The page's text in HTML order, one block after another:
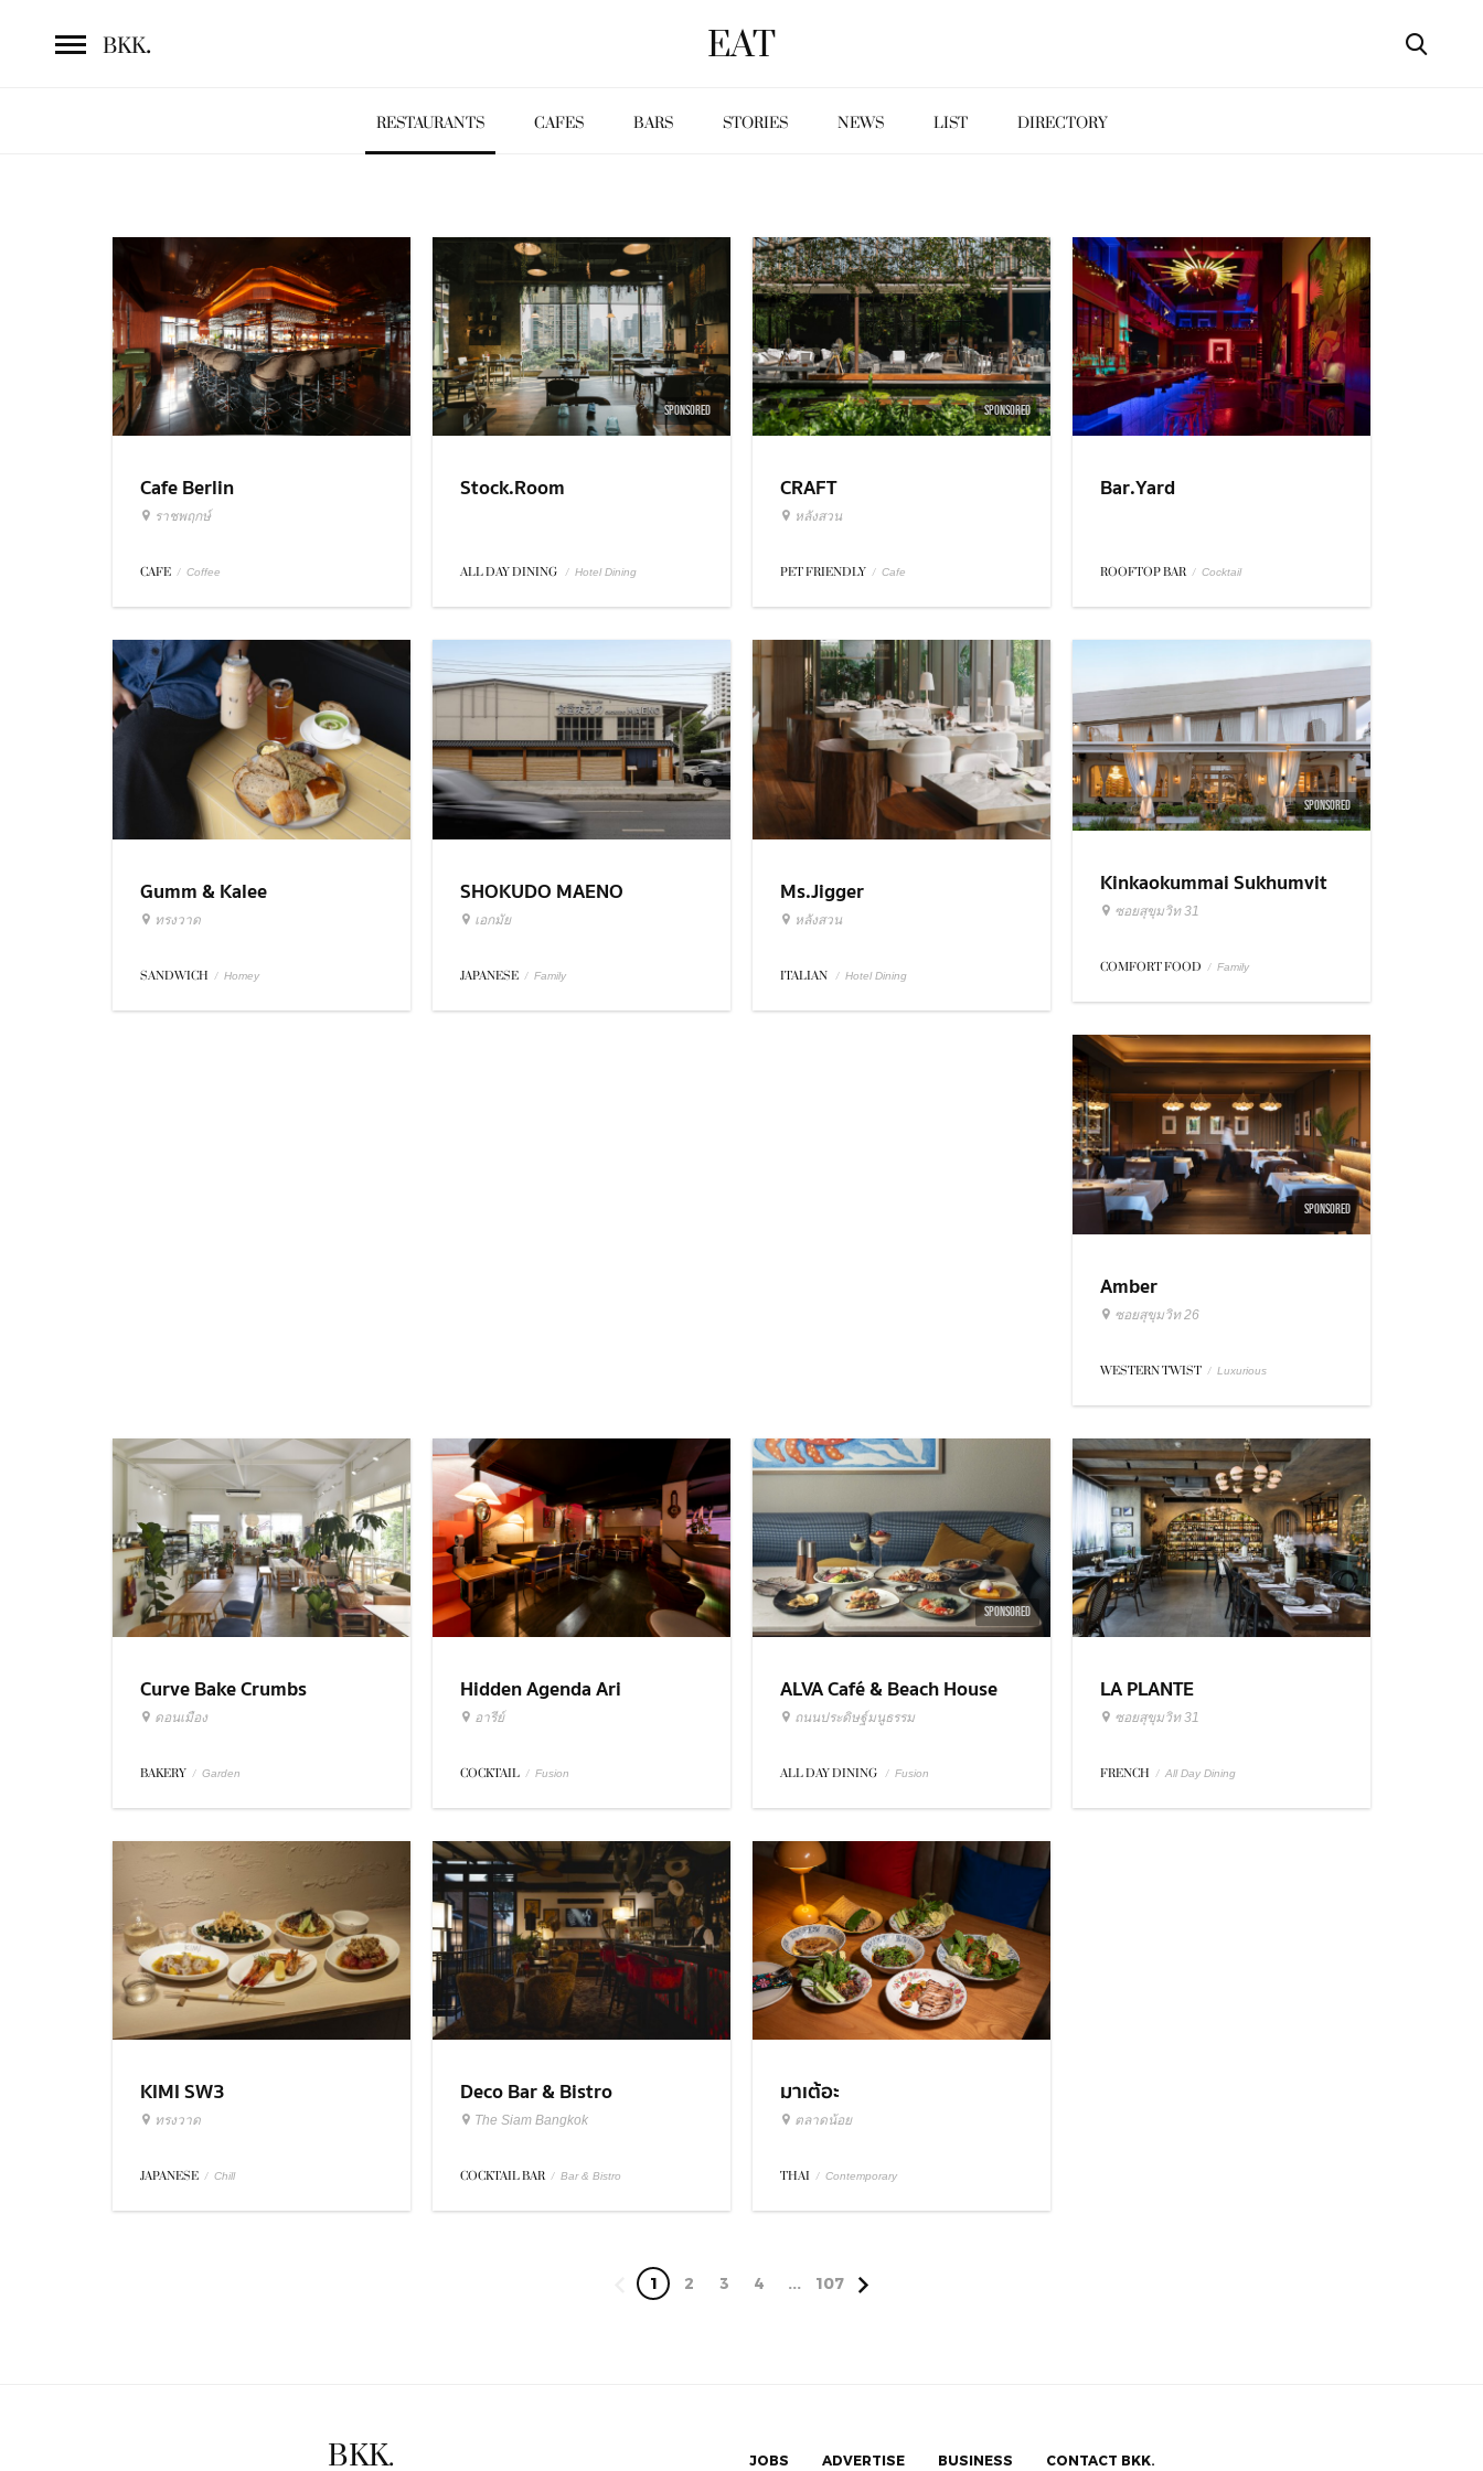
BKK. EAT
RESTAURANTS CAFES BARS STORIES NEWS LIST DIRECTORY
Cafe Berlin
ราชพฤกษ์
CAFE / Coffee
SPONSORED
Stock.Room
ALL DAY DINING / Hotel Dining
SPONSORED
CRAFT
หลังสวน
PET FRIENDLY / Cafe
Bar.Yard
ROOFTOP BAR / Cocktail
Gumm & Kalee
ทรงวาด
SANDWICH / Homey
SHOKUDO MAENO
เอกมัย
JAPANESE / Family
Ms.Jigger
หลังสวน
ITALIAN / Hotel Dining
SPONSORED
Kinkaokummai Sukhumvit
31ซอยสุขุมวิท 31
COMFORT FOOD / Family
SPONSORED
Amber
ซอยสุขุมวิท 26
WESTERN TWIST / Luxurious
Curve Bake Crumbs
ดอนเมือง
BAKERY / Garden
Hidden Agenda Ari
อารีย์
COCKTAIL / Fusion
SPONSORED
ALVA Café & Beach House
ถนนประดิษฐ์มนูธรรม
ALL DAY DINING / Fusion
LA PLANTE
ซอยสุขุมวิท 31
FRENCH / All Day Dining
KIMI SW3
ทรงวาด
JAPANESE / Chill
Deco Bar & Bistro
The Siam Bangkok
COCKTAIL BAR / Bar & Bistro
มาเต้อะ
ตลาดน้อย
THAI / Contemporary
1 2 3 4 ... 107
BKK. JOBS ADVERTISE BUSINESS CONTACT BKK.